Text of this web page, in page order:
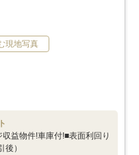
現地写真
益物件!車庫付!■表面利回り
）